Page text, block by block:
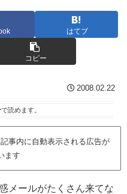
はてブ
コピー
2008.02.22
で読めます。
事内に自動表示される広告が
ます
メールがたくさん来てな